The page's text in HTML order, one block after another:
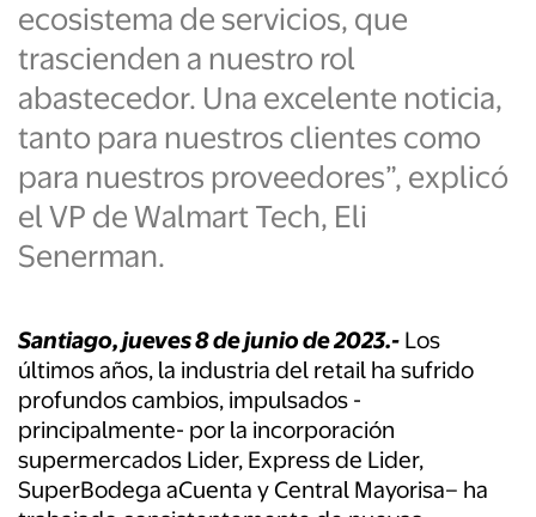
ecosistema de servicios, que
trascienden a nuestro rol
abastecedor. Una excelente noticia,
tanto para nuestros clientes como
para nuestros proveedores”, explicó
el VP de Walmart Tech, Eli
Senerman.
Santiago, jueves 8 de junio de 2023.- Los
últimos años, la industria del retail ha sufrido
profundos cambios, impulsados -
principalmente- por la incorporación
supermercados Lider, Express de Lider,
SuperBodega aCuenta y Central Mayorisa– ha